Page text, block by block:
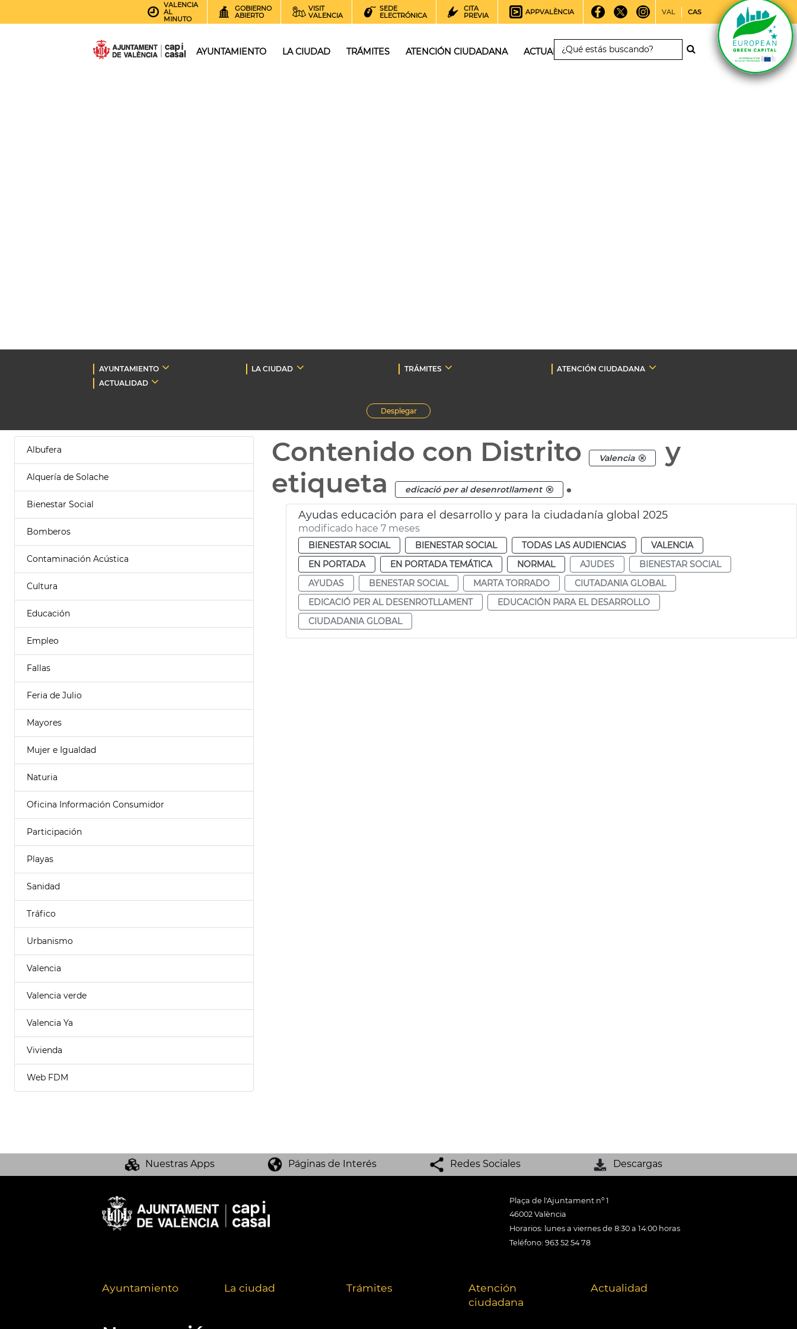
VALENCIA
AL
MINUTO
GOBIERNO
ABIERTO
VISIT
VALENCIA
SEDE
ELECTRÓNICA
CITA
PREVIA
APPVALÈNCIA VAL CAS
AYUNTAMIENTO LA CIUDAD TRÁMITES ATENCIÓN CIUDADANA ACTUALIDAD
AYUNTAMIENTO LA CIUDAD TRÁMITES
ATENCIÓN CIUDADANA
ACTUALIDAD
Desplegar
Albufera
Alquería de Solache
Bienestar Social
Bomberos
Contaminación Acústica
Cultura
Educación
Empleo
Fallas
Feria de Julio
Mayores
Mujer e Igualdad
Naturia
Oficina Información Consumidor
Participación
Playas
Sanidad
Tráfico
Urbanismo
Valencia
Valencia verde
Valencia Ya
Vivienda
Web FDM
Contenido con Distrito Valencia
y
etiqueta
edicació per al desenrotllament .
Ayudas educación para el desarrollo y para la ciudadanía global 2025
modificado hace 7 meses
BIENESTAR SOCIAL BIENESTAR SOCIAL TODAS LAS AUDIENCIAS
VALENCIA
EN PORTADA
EN PORTADA TEMÁTICA NORMAL AJUDES
BIENESTAR SOCIAL
AYUDAS
BENESTAR SOCIAL MARTA TORRADO
CIUTADANIA GLOBAL
EDICACIÓ PER AL DESENROTLLAMENT
EDUCACIÓN PARA EL DESARROLLO
CIUDADANIA GLOBAL
Nuestras Apps Páginas de Interés Redes Sociales Descargas
Plaça de l'Ajuntament nº 1
46002 València
Horarios: lunes a viernes de 8:30 a 14:00 horas
Teléfono: 963 52 54 78
Ayuntamiento La ciudad Trámites
Atención
ciudadana
Actualidad